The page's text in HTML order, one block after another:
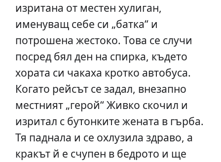
изритана от местен хулиган,
именуващ себе си „батка“ и
потрошена жестоко. Това се случи
посред бял ден на спирка, където
хората си чакаха кротко автобуса.
Когато рейсът се задал, внезапно
местният „герой“ Живко скочил и
изритал с бутонките жената в гърба.
Тя паднала и се охлузила здраво, а
кракът й е счупен в бедрото и ще